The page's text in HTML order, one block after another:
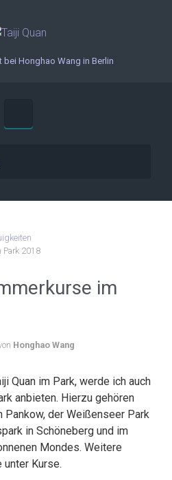
bei Honghao Wang in Berlin
Park 2018
im
Honghao Wang
Quan im Park, werde ich auch
anbieten. Hierzu gehören
Pankow, der Weißenseer Park
in Schöneberg und im
Mondes. Weitere
Kurse.